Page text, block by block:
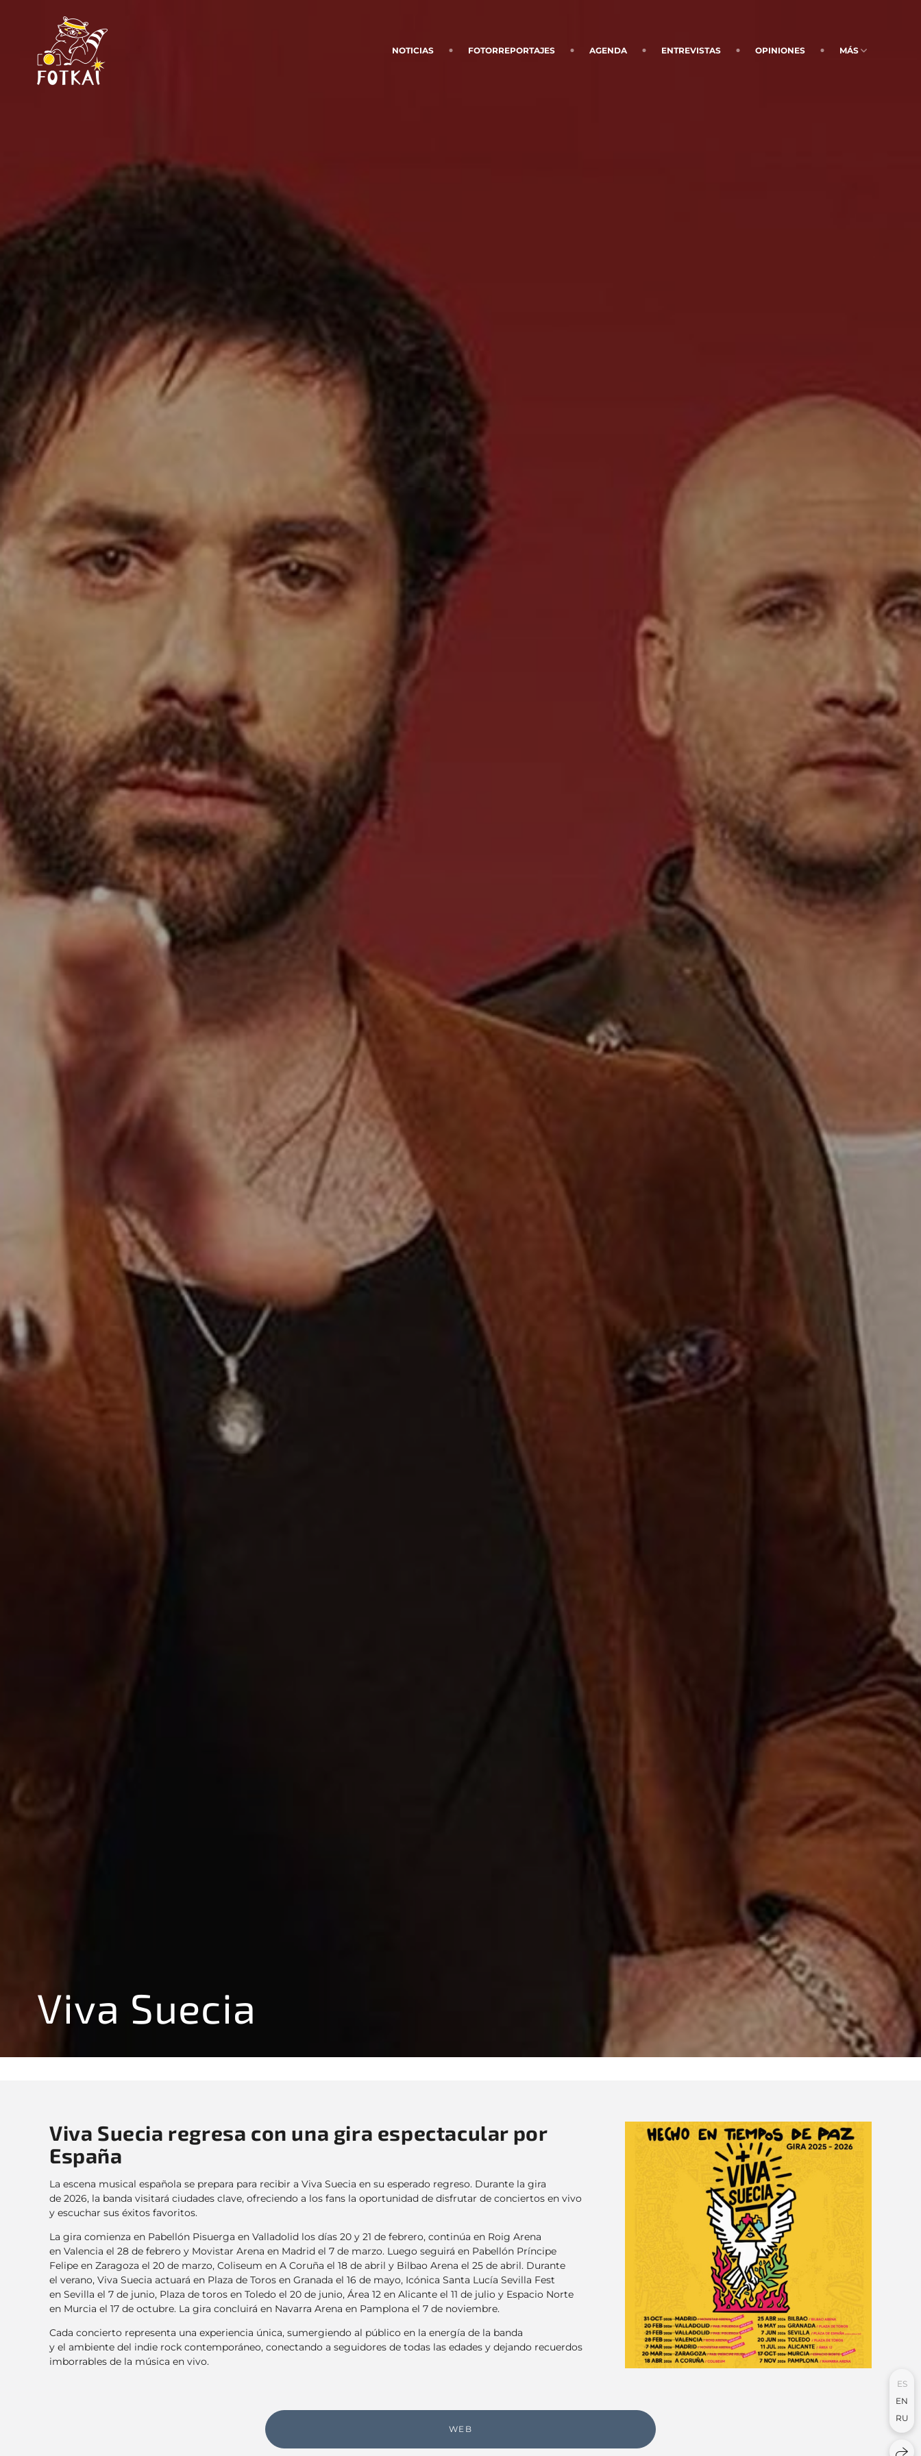
NOTICIAS FOTORREPORTAJES AGENDA ENTREVISTAS OPINIONES MÁS
Viva Suecia
Viva Suecia regresa con una gira espectacular por
España
La escena musical española se prepara para recibir a Viva Suecia en su esperado regreso. Durante la gira
de 2026, la banda visitará ciudades clave, ofreciendo a los fans la oportunidad de disfrutar de conciertos en vivo
y escuchar sus éxitos favoritos.
La gira comienza en Pabellón Pisuerga en Valladolid los días 20 y 21 de febrero, continúa en Roig Arena
en Valencia el 28 de febrero y Movistar Arena en Madrid el 7 de marzo. Luego seguirá en Pabellón Príncipe
Felipe en Zaragoza el 20 de marzo, Coliseum en A Coruña el 18 de abril y Bilbao Arena el 25 de abril. Durante
el verano, Viva Suecia actuará en Plaza de Toros en Granada el 16 de mayo, Icónica Santa Lucía Sevilla Fest
en Sevilla el 7 de junio, Plaza de toros en Toledo el 20 de junio, Área 12 en Alicante el 11 de julio y Espacio Norte
en Murcia el 17 de octubre. La gira concluirá en Navarra Arena en Pamplona el 7 de noviembre.
Cada concierto representa una experiencia única, sumergiendo al público en la energía de la banda
y el ambiente del indie rock contemporáneo, conectando a seguidores de todas las edades y dejando recuerdos
imborrables de la música en vivo.
WEB
ES
EN
RU